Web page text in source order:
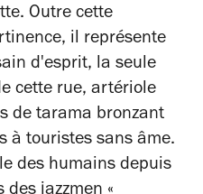
Outre cette
il représente
d'esprit, la seule
cette rue, artériole
de tarama bronzant
à touristes sans âme.
des humains depuis